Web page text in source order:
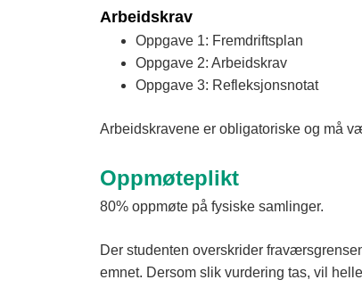
Arbeidskrav
Oppgave 1: Fremdriftsplan
Oppgave 2: Arbeidskrav
Oppgave 3: Refleksjonsnotat
Arbeidskravene er obligatoriske og må
Oppmøteplikt
80% oppmøte på fysiske samlinger.
Der studenten overskrider
emnet. Dersom slik vurdering tas, vil